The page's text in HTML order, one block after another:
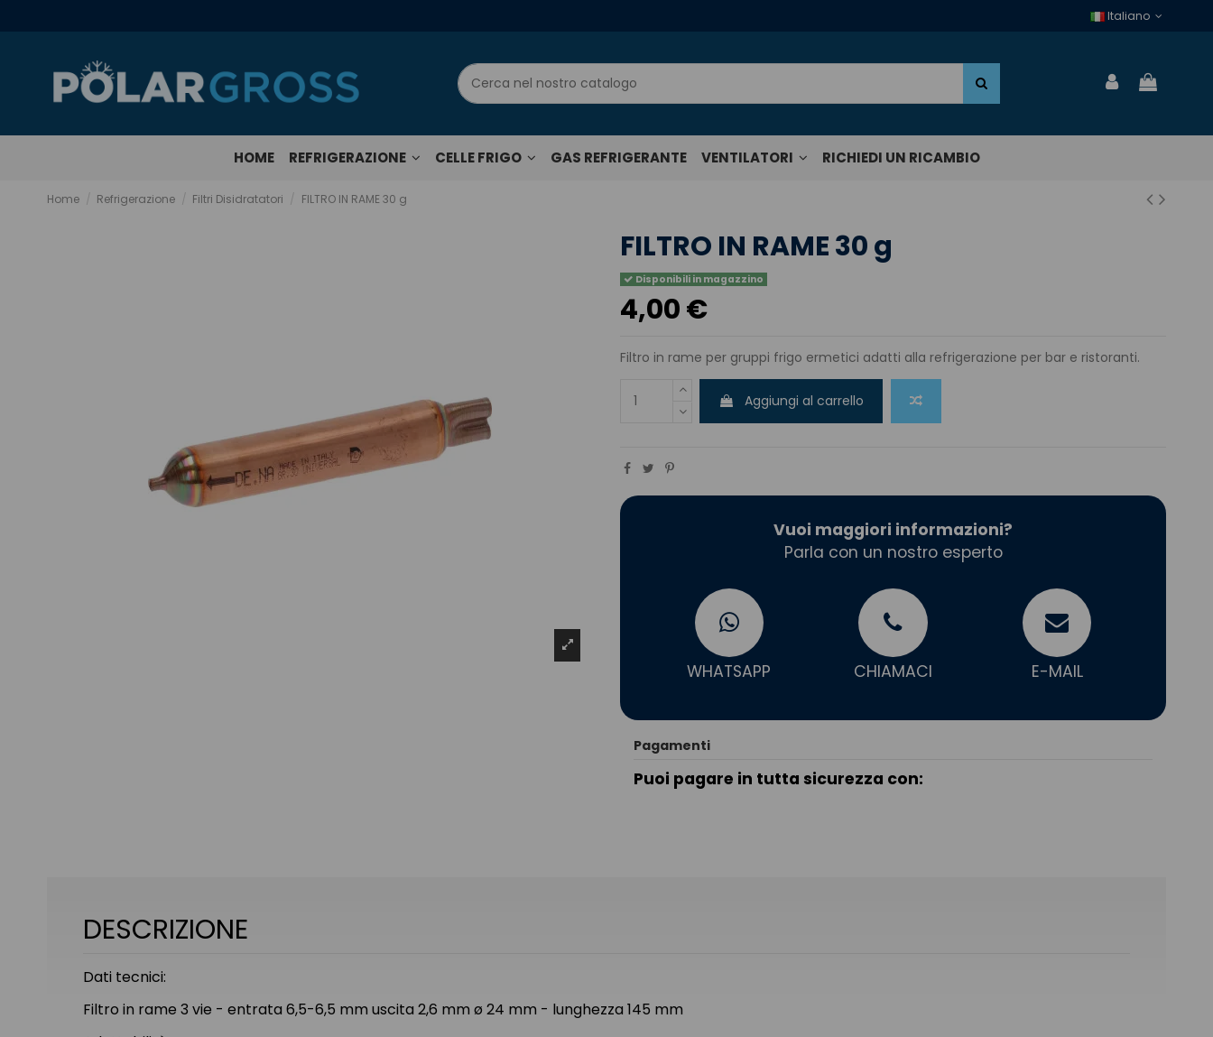
Italiano
HOME REFRIGERAZIONE CELLE FRIGO GAS REFRIGERANTE VENTILATORI RICHIEDI UN RICAMBIO
Home Refrigerazione Filtri Disidratatori FILTRO IN RAME 30 g
FILTRO IN RAME 30 g
Disponibili in magazzino
4,00 €
Filtro in rame per gruppi frigo ermetici adatti alla refrigerazione per bar e ristoranti.
Aggiungi al carrello
Vuoi maggiori informazioni?
Parla con un nostro esperto
WHATSAPP CHIAMACI E-MAIL
Pagamenti
Puoi pagare in tutta sicurezza con:
DESCRIZIONE
Dati tecnici:
Filtro in rame 3 vie - entrata 6,5-6,5 mm uscita 2,6 mm ø 24 mm - lunghezza 145 mm